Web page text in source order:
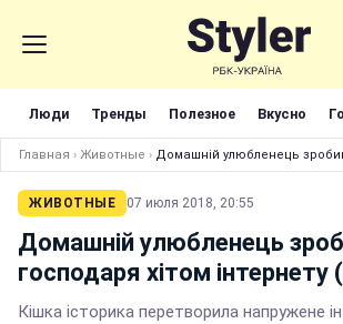
Люди Тренды Полезное Вкусно
Главная › Животные › Домашній улюбленець
ЖИВОТНЫЕ 07 июля 2018, 20:55
Домашній улюбленець
господаря хітом інтернету
Кішка історика перетворила напружене